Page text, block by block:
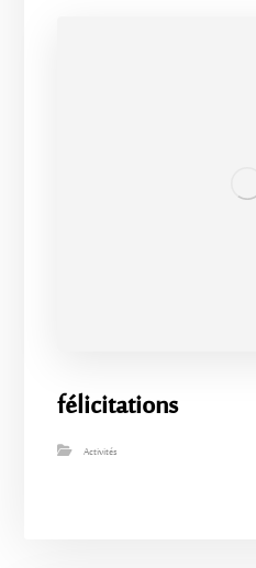
félicitations
Activités